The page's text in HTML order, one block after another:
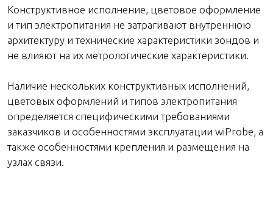
Конструктивное исполнение, цветовое оформление
и тип электропитания не затрагивают внутреннюю
архитектуру и технические характеристики зондов и
не влияют на их метрологические характеристики.
Наличие нескольких конструктивных исполнений,
цветовых оформлений и типов электропитания
определяется специфическими требованиями
заказчиков и особенностями эксплуатации wiProbe, а
также особенностями крепления и размещения на
узлах связи.